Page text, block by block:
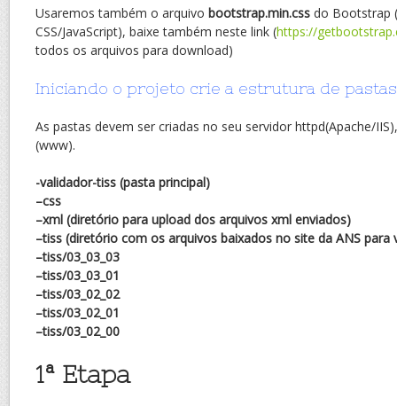
Usaremos também o arquivo bootstrap.min.css do Bootstrap
CSS/JavaScript), baixe também neste link (https://
todos os arquivos para download)
Iniciando o projeto crie a estrutura de pastas
As pastas devem ser criadas no seu servidor httpd(Apache/
(www).
-validador-tiss (pasta principal)
–css
–xml (diretório para upload dos arquivos xml enviados)
–tiss (diretório com os arquivos baixados no site da ANS para
–tiss/03_03_03
–tiss/03_03_01
–tiss/03_02_02
–tiss/03_02_01
–tiss/03_02_00
1ª Etapa